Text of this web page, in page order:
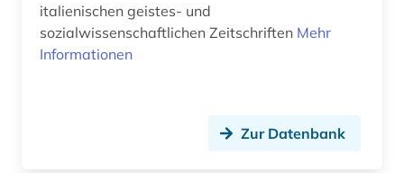
elektronisches publizieren (2)
italienischen geistes- und
sozialwissenschaftlichen Zeitschriften Mehr
Informationen
Zur Datenbank